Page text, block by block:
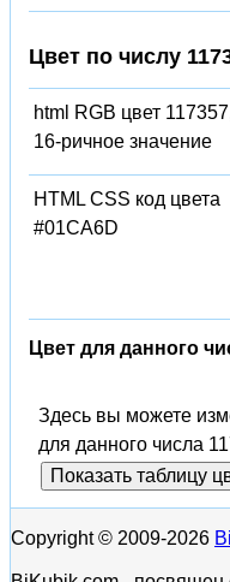
Цвет по числу
html RGB цвет
16-ричное значение
HTML CSS код цвета
#01CA6D
Цвет для данного
Здесь вы можете
для данного числа
Показать таблицу
Copyright © 2009-2026